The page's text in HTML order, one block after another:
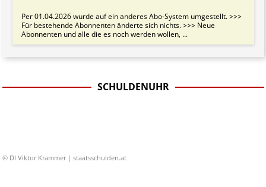
Per 01.04.2026 wurde auf ein anderes Abo-System umgestellt. >>>
Für bestehende Abonnenten änderte sich nichts. >>> Neue
Abonnenten und alle die es noch werden wollen, ...
SCHULDENUHR
© DI Viktor Krammer | staatsschulden.at